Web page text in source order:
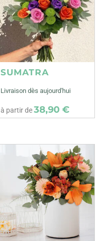
SUMATRA
Livraison dès aujourd'hui
à partir de38,90 €